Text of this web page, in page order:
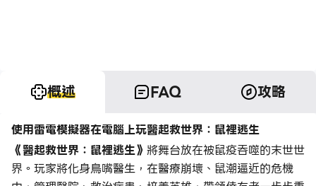
概述 FAQ 攻略
使用雷電模擬器在電腦上玩醫起救世界：鼠裡逃生
《醫起救世界：鼠裡逃生》 將舞台放在被鼠疫吞噬的末世世
界。玩家將化身鳥嘴醫生，在醫療崩壞、鼠潮逼近的危機